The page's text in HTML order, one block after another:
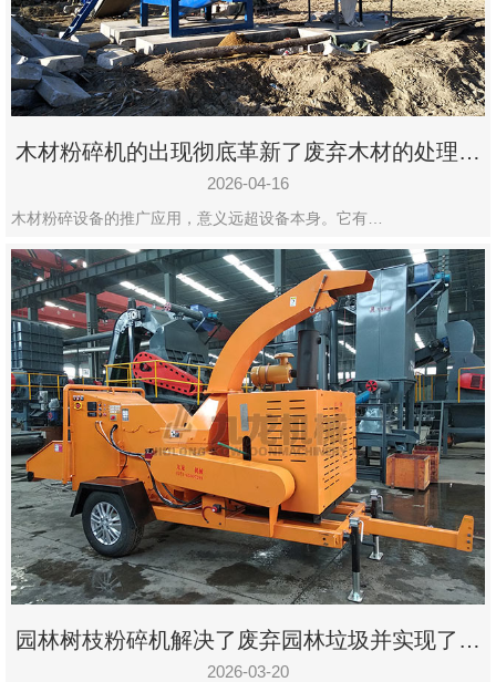
木材粉碎机的出现彻底革新了废弃木材的处理模
式
2026-04-16
木材粉碎设备的推广应用，意义远超设备本身。它有…
园林树枝粉碎机解决了废弃园林垃圾并实现了再
利用
2026-03-20